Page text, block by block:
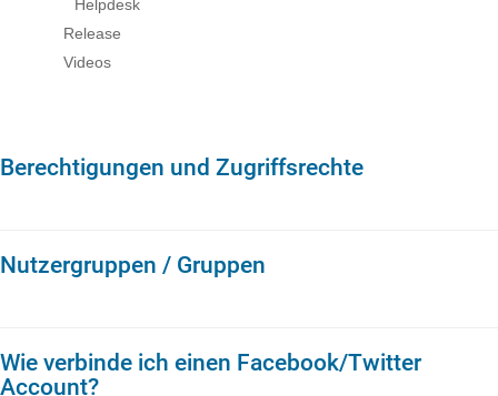
Helpdesk
Release
Videos
Berechtigungen und Zugriffsrechte
Nutzergruppen / Gruppen
Wie verbinde ich einen Facebook/Twitter
Account?